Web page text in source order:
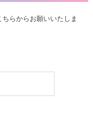
らからお願いいたしま